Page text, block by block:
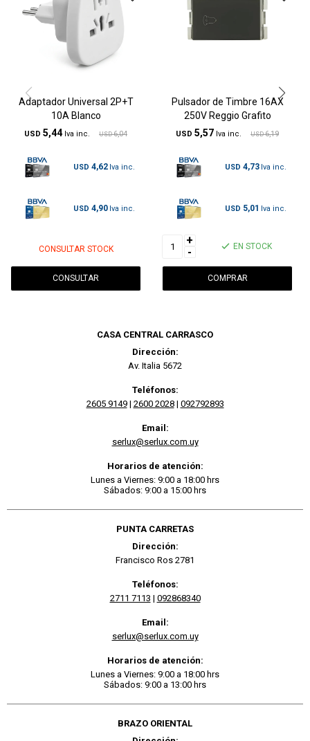
Adaptador Universal 2P+T
10A Blanco
USD 5,44 USD 6,04
USD 4,62
USD 4,90
CONSULTAR STOCK
CONSULTAR
Pulsador de Timbre 16AX
250V Reggio Grafito
USD 5,57 USD 6,19
USD 4,73
USD 5,01
+
-
EN STOCK
CASA CENTRAL CARRASCO
Dirección:
Av. Italia 5672
Teléfonos:
2605 9149| 2600 2028| 092792893
Email:
serlux@serlux.com.uy
Horarios de atención:
Lunes a Viernes: 9:00 a 18:00 hrs
Sábados: 9:00 a 15:00 hrs
PUNTA CARRETAS
Dirección:
Francisco Ros 2781
Teléfonos:
2711 7113 | 092868340
Email:
serlux@serlux.com.uy
Horarios de atención:
Lunes a Viernes: 9:00 a 18:00 hrs
Sábados: 9:00 a 13:00 hrs
BRAZO ORIENTAL